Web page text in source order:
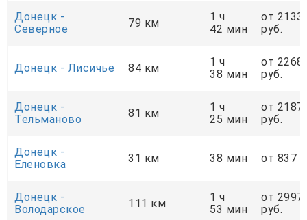
Донецк -
Cеверное
79 км
1 ч
42 мин
от 2133
руб.
Донецк - Лисичье 84 км
1 ч
38 мин
от 2268
руб.
Донецк -
Тельманово
81 км
1 ч
25 мин
от 2187
руб.
Донецк -
Еленовка
31 км 38 мин от 837
Донецк -
Володарское
111 км
1 ч
53 мин
от 2997
руб.